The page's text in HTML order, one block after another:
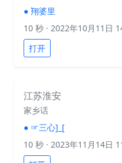
● 翔婆里
10 秒 · 2022年10月11日
打开
江苏淮安
家乡话
● ☞三心]_[
10 秒 · 2023年11月14日